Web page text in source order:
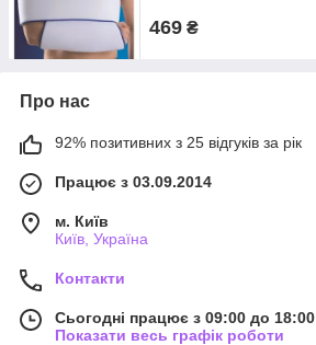
469 ₴
Про нас
92% позитивних з 25 відгуків за рік
Працює з 03.09.2014
м. Київ
Київ, Україна
Контакти
Сьогодні працює з 09:00 до 18:00
Показати весь графік роботи